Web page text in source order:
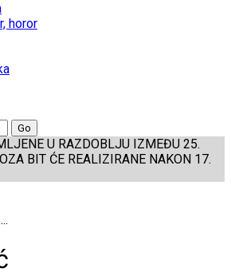
horor
U RAZDOBLJU IZMEĐU 25.
BIT ĆE REALIZIRANE NAKON 17.